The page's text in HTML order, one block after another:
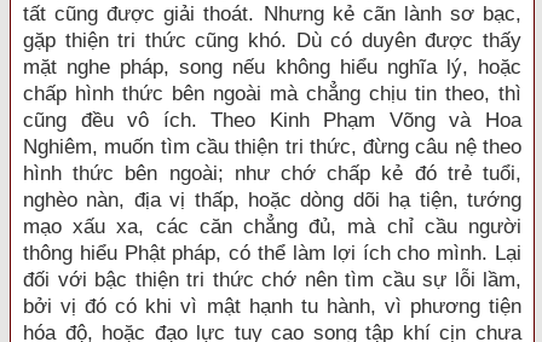
tất cũng được giải thoát. Nhưng kẻ cãn lành sơ bạc,
gặp thiện tri thức cũng khó. Dù có duyên được thấy
mặt nghe pháp, song nếu không hiểu nghĩa lý, hoặc
chấp hình thức bên ngoài mà chẳng chịu tin theo, thì
cũng đều vô ích. Theo Kinh Phạm Võng và Hoa
Nghiêm, muốn tìm cầu thiện tri thức, đừng câu nệ theo
hình thức bên ngoài; như chớ chấp kẻ đó trẻ tuổi,
nghèo nàn, địa vị thấp, hoặc dòng dõi hạ tiện, tướng
mạo xấu xa, các căn chẳng đủ, mà chỉ cầu người
thông hiểu Phật pháp, có thể làm lợi ích cho mình. Lại
đối với bậc thiện tri thức chớ nên tìm cầu sự lỗi lầm,
bởi vị đó có khi vì mật hạnh tu hành, vì phương tiện
hóa độ, hoặc đạo lực tuy cao song tập khí cịn chưa